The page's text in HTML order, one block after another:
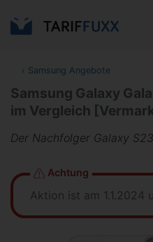
‹ Samsung Angebote
Samsung Galaxy
im Vergleich
Der Nachfolger Galaxy
Achtung
Aktion ist am 1.1.2024